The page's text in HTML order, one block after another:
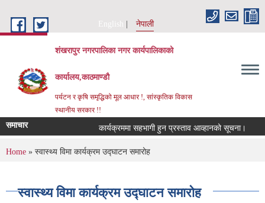
English
नेपाली
शंखरापुर नगरपालिका नगर कार्यपालिकाको
कार्यालय,काठमाण्डौ
पर्यटन र कृषि समृद्धिको मूल आधार !, सांस्कृतिक विकास
स्थानीय सरकार !!
समाचार कार्यक्रममा सहभागी हुन प्रस्ताव आव्हानको सूचना।
You are here
Home » स्वास्थ्य विमा कार्यक्रम उद्घाटन समारोह
स्वास्थ्य विमा कार्यक्रम उद्घाटन समारोह